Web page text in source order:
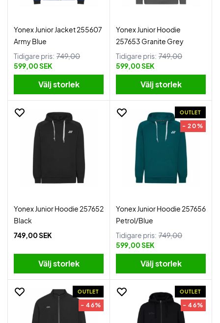
Yonex Junior Jacket 255607
Army Blue
Tidigare pris: 749,00
599,00 SEK
Välj storlek
Yonex Junior Hoodie
257653 Granite Grey
Tidigare pris: 749,00
599,00 SEK
Välj storlek
Yonex Junior Hoodie 257652
Black
749,00 SEK
Välj storlek
OUTLET
- 20%
Yonex Junior Hoodie 257656
Petrol/Blue
Tidigare pris: 749,00
599,00 SEK
Välj storlek
OUTLET
- 46%
OUTLET
- 46%